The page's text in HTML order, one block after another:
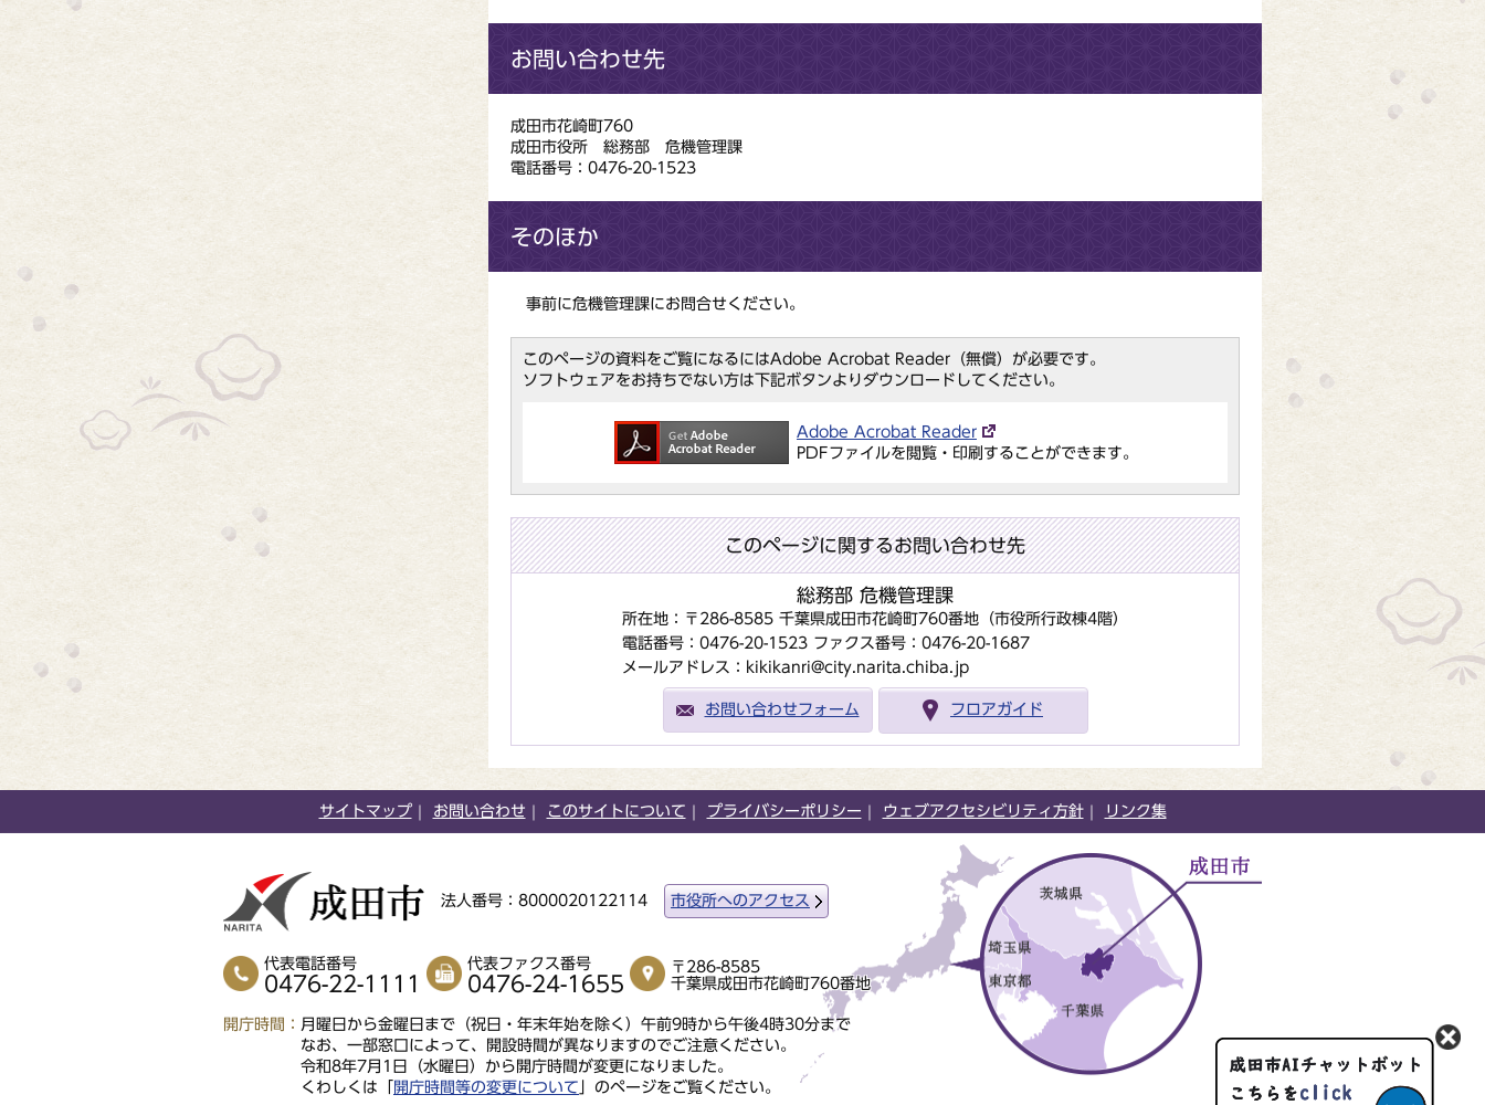
お問い合わせ先
成田市花崎町760
成田市役所 総務部 危機管理課
電話番号：0476-20-1523
そのほか
事前に危機管理課にお問合せください。
このページの資料をご覧になるにはAdobe Acrobat Reader（無償）が必要です。
ソフトウェアをお持ちでない方は下記ボタンよりダウンロードしてください。
Adobe Acrobat Reader
PDFファイルを閲覧・印刷することができます。
このページに関するお問い合わせ先
総務部 危機管理課
所在地：〒286-8585 千葉県成田市花崎町760番地（市役所行政棟4階）
電話番号：0476-20-1523 ファクス番号：0476-20-1687
メールアドレス：kikikanri@city.narita.chiba.jp
お問い合わせフォーム フロアガイド
サイトマップ お問い合わせ このサイトについて プライバシーポリシー ウェブアクセシビリティ方針 リンク集
法人番号：8000020122114 市役所へのアクセス
代表電話番号
0476-22-1111
代表ファクス番号
0476-24-1655
〒286-8585
千葉県成田市花崎町760番地
開庁時間
月曜日から金曜日まで（祝日・年末年始を除く）午前9時から午後4時30分まで
なお、一部窓口によって、開設時間が異なりますのでご注意ください。
令和8年7月1日（水曜日）から開庁時間が変更になりました。
くわしくは「
開庁時間等の変更について 」のページをご覧ください。